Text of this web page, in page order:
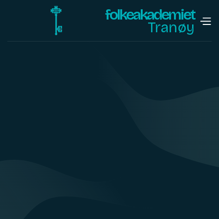
folkeakademiet
Tranøy